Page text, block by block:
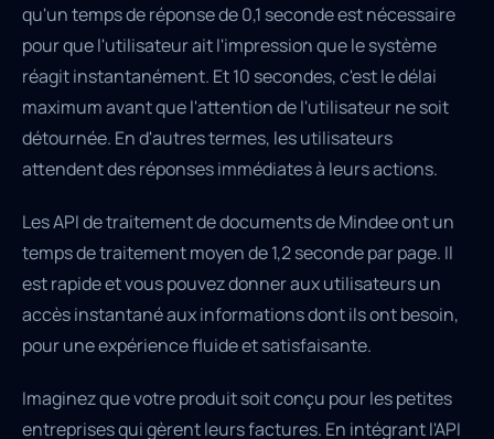
qu'un temps de réponse de 0,1 seconde est nécessaire
pour que l'utilisateur ait l'impression que le système
réagit instantanément. Et 10 secondes, c'est le délai
maximum avant que l'attention de l'utilisateur ne soit
détournée. En d'autres termes, les utilisateurs
attendent des réponses immédiates à leurs actions.
Les API de traitement de documents de Mindee ont un
temps de traitement moyen de 1,2 seconde par page. Il
est rapide et vous pouvez donner aux utilisateurs un
accès instantané aux informations dont ils ont besoin,
pour une expérience fluide et satisfaisante.
Imaginez que votre produit soit conçu pour les petites
entreprises qui gèrent leurs factures. En intégrant l'API